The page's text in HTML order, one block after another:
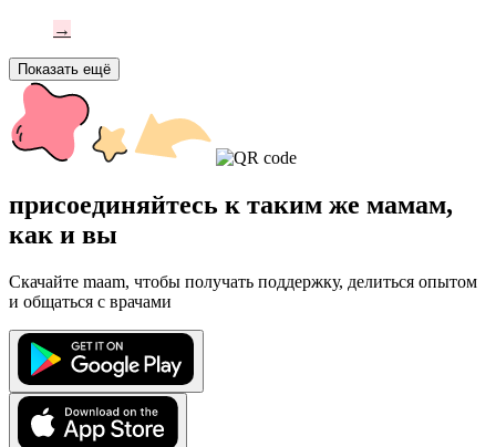
→
Показать ещё
присоединяйтесь к таким же мамам,
как и вы
Скачайте maam, чтобы получать поддержку, делиться опытом
и общаться с врачами